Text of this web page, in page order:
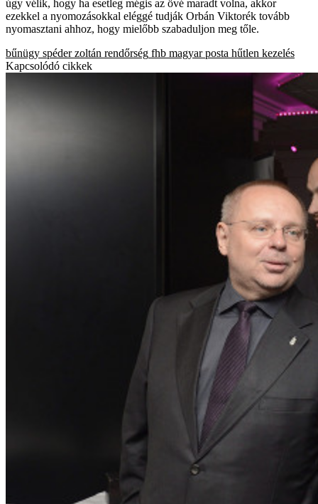
úgy vélik, hogy ha esetleg mégis az övé maradt volna, akkor
ezekkel a nyomozásokkal eléggé tudják Orbán Viktorék tovább
nyomasztani ahhoz, hogy mielőbb szabaduljon meg tőle.
bűnügy spéder zoltán rendőrség fhb magyar posta hűtlen kezelés
Kapcsolódó cikkek